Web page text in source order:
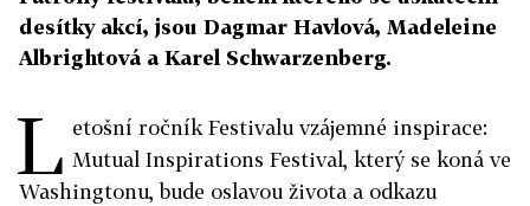
desítky akcí, jsou Dagmar Havlová, Madeleine
Albrightová a Karel Schwarzenberg.
L etošní ročník Festivalu vzájemné inspirace:
Mutual Inspirations Festival, který se koná ve
Washingtonu, bude oslavou života a odkazu